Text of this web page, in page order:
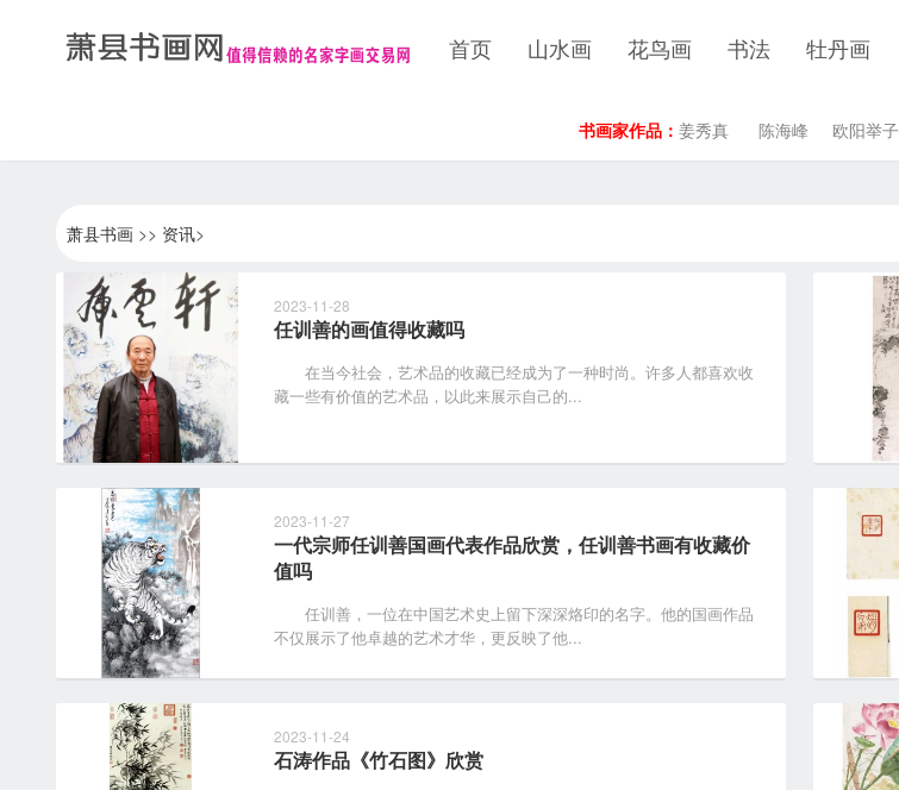
首页 山水画 花鸟画 书法 牡丹画
书画家作品： 姜秀真 陈海峰 欧阳举子
萧县书画>> 资讯>
2023-11-28
任训善的画值得收藏吗
在当今社会，艺术品的收藏已经成为了一种时尚。许多人都喜欢收
藏一些有价值的艺术品，以此来展示自己的...
2023-11-27
一代宗师任训善国画代表作品欣赏，任训善书画有收藏价
值吗
任训善，一位在中国艺术史上留下深深烙印的名字。他的国画作品
不仅展示了他卓越的艺术才华，更反映了他...
2023-11-24
石涛作品《竹石图》欣赏